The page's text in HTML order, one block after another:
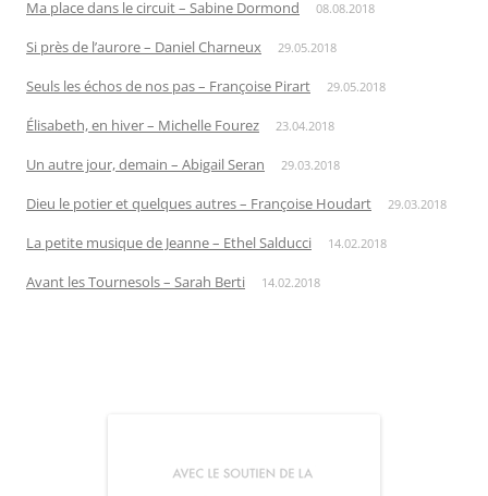
Ma place dans le circuit – Sabine Dormond 08.08.2018
Si près de l’aurore – Daniel Charneux 29.05.2018
Seuls les échos de nos pas – Françoise Pirart 29.05.2018
Élisabeth, en hiver – Michelle Fourez 23.04.2018
Un autre jour, demain – Abigail Seran 29.03.2018
Dieu le potier et quelques autres – Françoise Houdart 29.03.2018
La petite musique de Jeanne – Ethel Salducci 14.02.2018
Avant les Tournesols – Sarah Berti 14.02.2018